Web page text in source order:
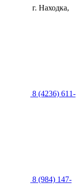
г. Находка,
8 (4236) 611-
8 (984) 147-